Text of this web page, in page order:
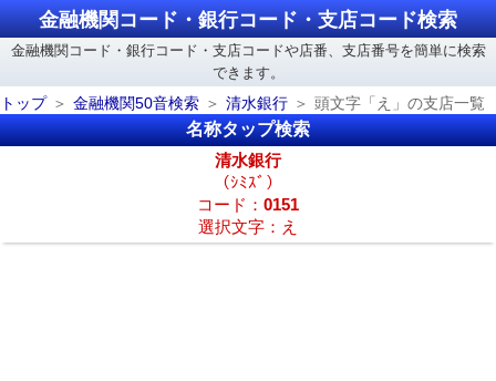
金融機関コード・銀行コード・支店コード検索
金融機関コード・銀行コード・支店コードや店番、支店番号を簡単に検索
できます。
トップ
金融機関50音検索 清水銀行 頭文字「え」の支店一覧
名称タップ検索
清水銀行
（ｼﾐｽﾞ）
コード： 0151
選択文字：え